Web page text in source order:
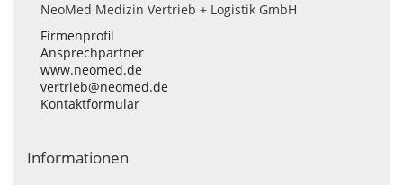
NeoMed Medizin Vertrieb + Logistik GmbH
Firmenprofil
Ansprechpartner
www.neomed.de
vertrieb@neomed.de
Kontaktformular
Informationen